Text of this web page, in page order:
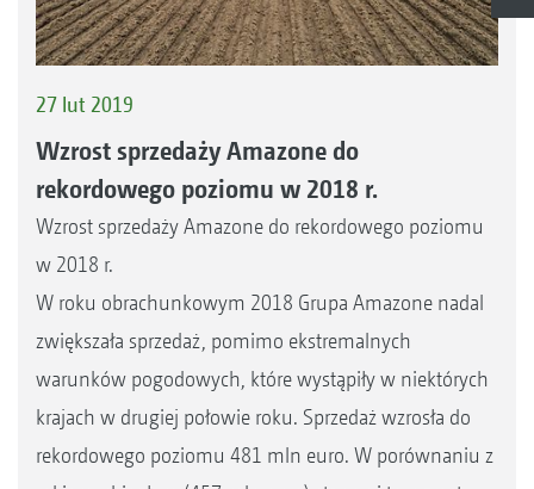
27 lut 2019
Wzrost sprzedaży Amazone do
rekordowego poziomu w 2018 r.
Wzrost sprzedaży Amazone do rekordowego poziomu
w 2018 r.
W roku obrachunkowym 2018 Grupa Amazone nadal
zwiększała sprzedaż, pomimo ekstremalnych
warunków pogodowych, które wystąpiły w niektórych
krajach w drugiej połowie roku. Sprzedaż wzrosła do
rekordowego poziomu 481 mln euro. W porównaniu z